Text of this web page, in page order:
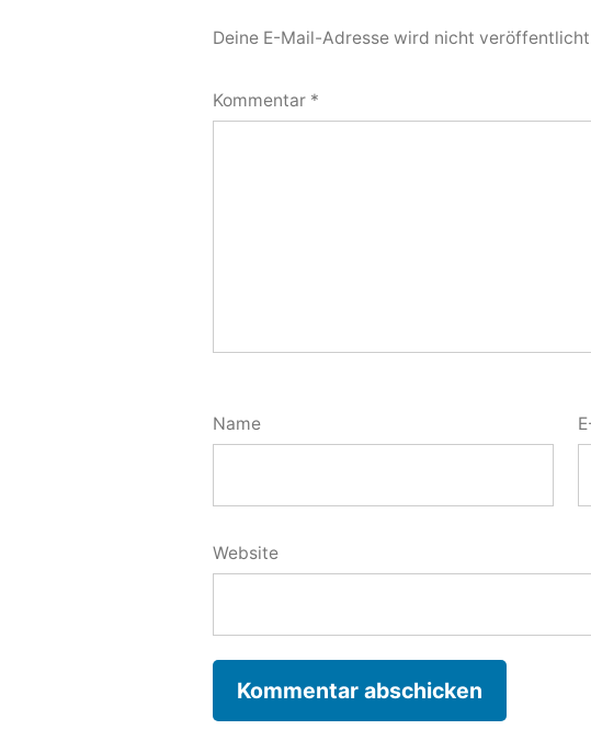
Deine E-Mail-Adresse wird nicht
Kommentar *
Name
Website